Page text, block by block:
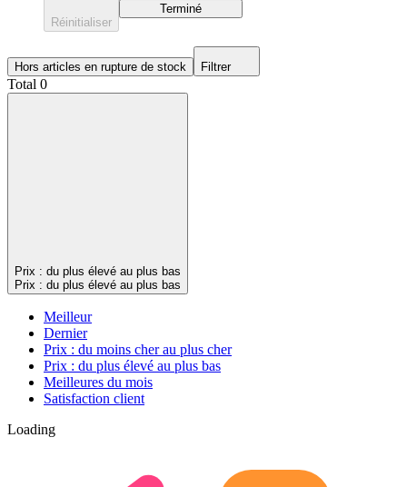
Réinitialiser
Terminé
Hors articles en rupture de stock Filtrer
Total 0
Prix : du plus élevé au plus bas
Prix : du plus élevé au plus bas
Meilleur
Dernier
Prix : du moins cher au plus cher
Prix : du plus élevé au plus bas
Meilleures du mois
Satisfaction client
Loading